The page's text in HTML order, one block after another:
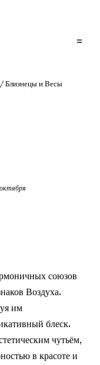
=
Близнецы и Весы
союзов
Воздуха.
им
блеск.
чутьём,
в красоте и